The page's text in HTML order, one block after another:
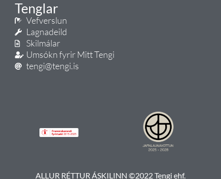
Tenglar
Vefverslun
Lagnadeild
Skilmálar
Umsókn fyrir Mitt Tengi
tengi@tengi.is
ALLUR RÉTTUR ÁSKILINN ©2022 Tengi ehf.